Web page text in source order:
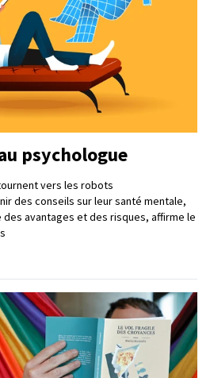
psychologue
vers les robots
des conseils sur leur santé mentale,
avantages et des risques, affirme le